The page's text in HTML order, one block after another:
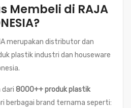
Membeli di RAJA
merupakan distributor dan
plastik industri dan houseware
dari 8000++ produk plastik
berbagai brand ternama seperti: